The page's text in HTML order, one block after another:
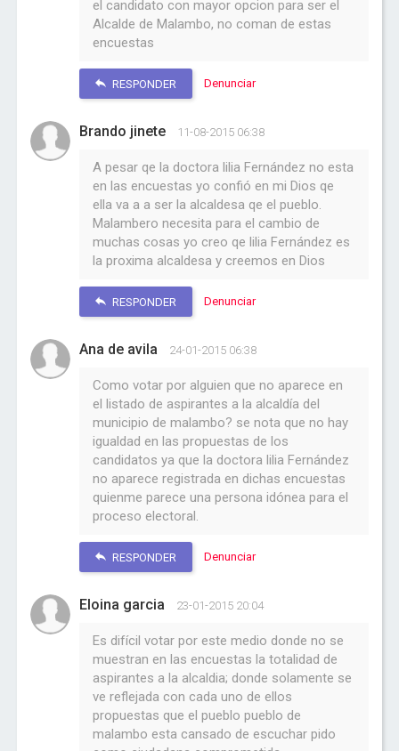
el candidato con mayor opcion para ser el
Alcalde de Malambo, no coman de estas
encuestas
RESPONDER Denunciar
Brando jinete 11-08-2015 06:38
A pesar qe la doctora lilia Fernández no esta
en las encuestas yo confió en mi Dios qe
ella va a a ser la alcaldesa qe el pueblo.
Malambero necesita para el cambio de
muchas cosas yo creo qe lilia Fernández es
la proxima alcaldesa y creemos en Dios
RESPONDER Denunciar
Ana de avila 24-01-2015 06:38
Como votar por alguien que no aparece en
el listado de aspirantes a la alcaldía del
municipio de malambo? se nota que no hay
igualdad en las propuestas de los
candidatos ya que la doctora lilia Fernández
no aparece registrada en dichas encuestas
quienme parece una persona idónea para el
proceso electoral.
RESPONDER Denunciar
Eloina garcia 23-01-2015 20:04
Es difícil votar por este medio donde no se
muestran en las encuestas la totalidad de
aspirantes a la alcaldia; donde solamente se
ve reflejada con cada uno de ellos
propuestas que el pueblo pueblo de
malambo esta cansado de escuchar pido